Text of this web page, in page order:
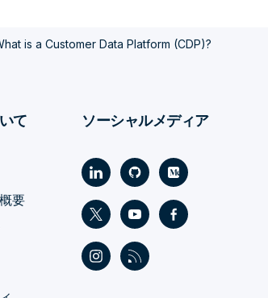
is a Customer Data Platform (CDP)?
て
要
ソーシャルメディア